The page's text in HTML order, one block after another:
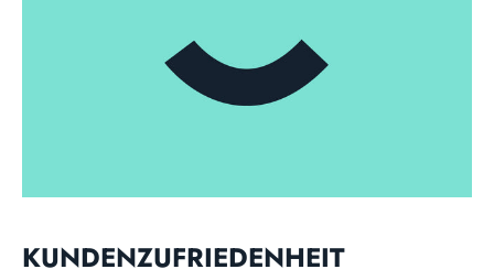
KUNDENZUFRIEDENHEIT